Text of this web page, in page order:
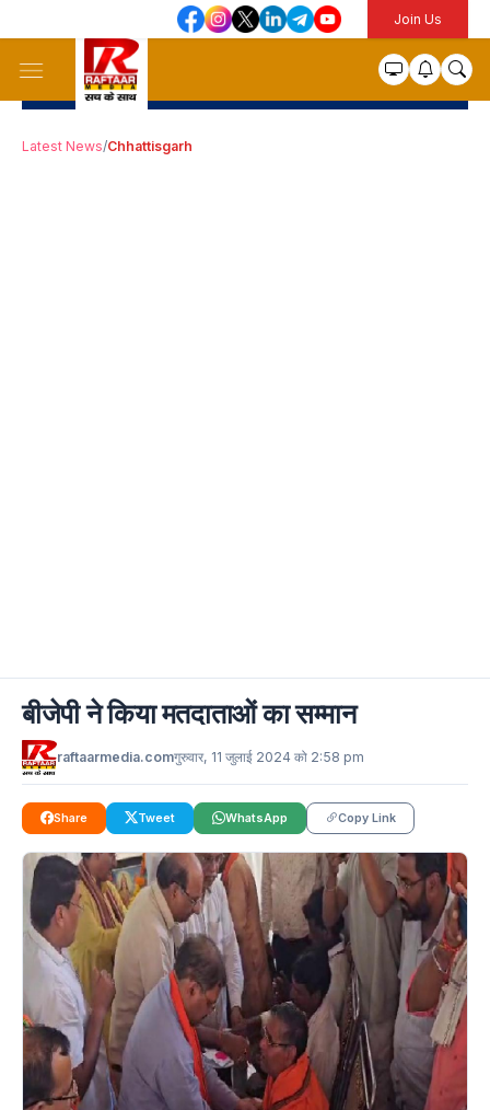
Join Us
Latest News/Chhattisgarh
बीजेपी ने किया मतदाताओं का सम्मान
raftaarmedia.comगुरुवार, 11 जुलाई 2024 को 2:58 pm
Share Tweet WhatsApp Copy Link